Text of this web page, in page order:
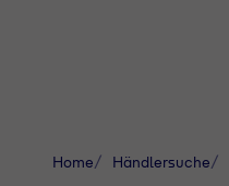
Home Händlersuche